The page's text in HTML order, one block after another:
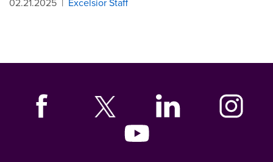
02.21.2025 | Excelsior Staff